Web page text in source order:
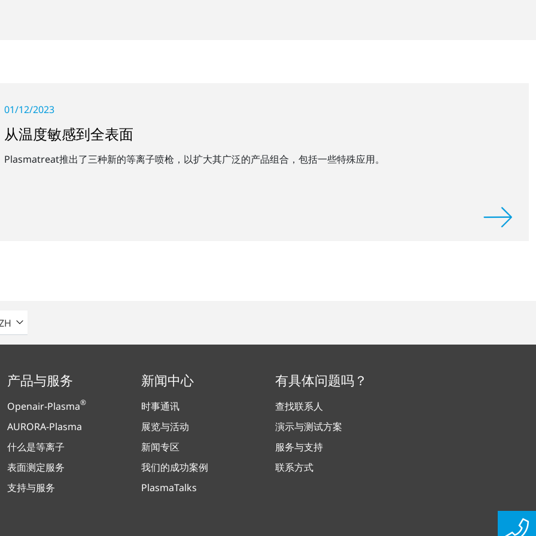
01/12/2023
从温度敏感到全表面
Plasmatreat推出了三种新的等离子喷枪，以扩大其广泛的产品组合，包括一些特殊应用。
选择语言
产品与服务
Openair-Plasma®
AURORA-Plasma
什么是等离子
表面测定服务
支持与服务
新闻中心
时事通讯
展览与活动
新闻专区
我们的成功案例
PlasmaTalks
有具体问题吗？
查找联系人
演示与测试方案
服务与支持
联系方式